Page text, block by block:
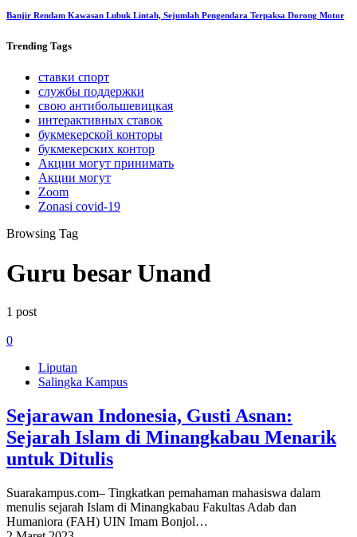
Banjir Rendam Kawasan Lubuk Lintah, Sejumlah Pengendara Terpaksa Dorong Motor
Trending Tags
ставки спорт
службы поддержки
свою антибольшевицкая
интерактивных ставок
букмекерской конторы
букмекерских контор
Акции могут принимать
Акции могут
Zoom
Zonasi covid-19
Browsing Tag
Guru besar Unand
1 post
0
Liputan
Salingka Kampus
Sejarawan Indonesia, Gusti Asnan:
Sejarah Islam di Minangkabau Menarik
untuk Ditulis
Suarakampus.com– Tingkatkan pemahaman mahasiswa dalam
menulis sejarah Islam di Minangkabau Fakultas Adab dan
Humaniora (FAH) UIN Imam Bonjol…